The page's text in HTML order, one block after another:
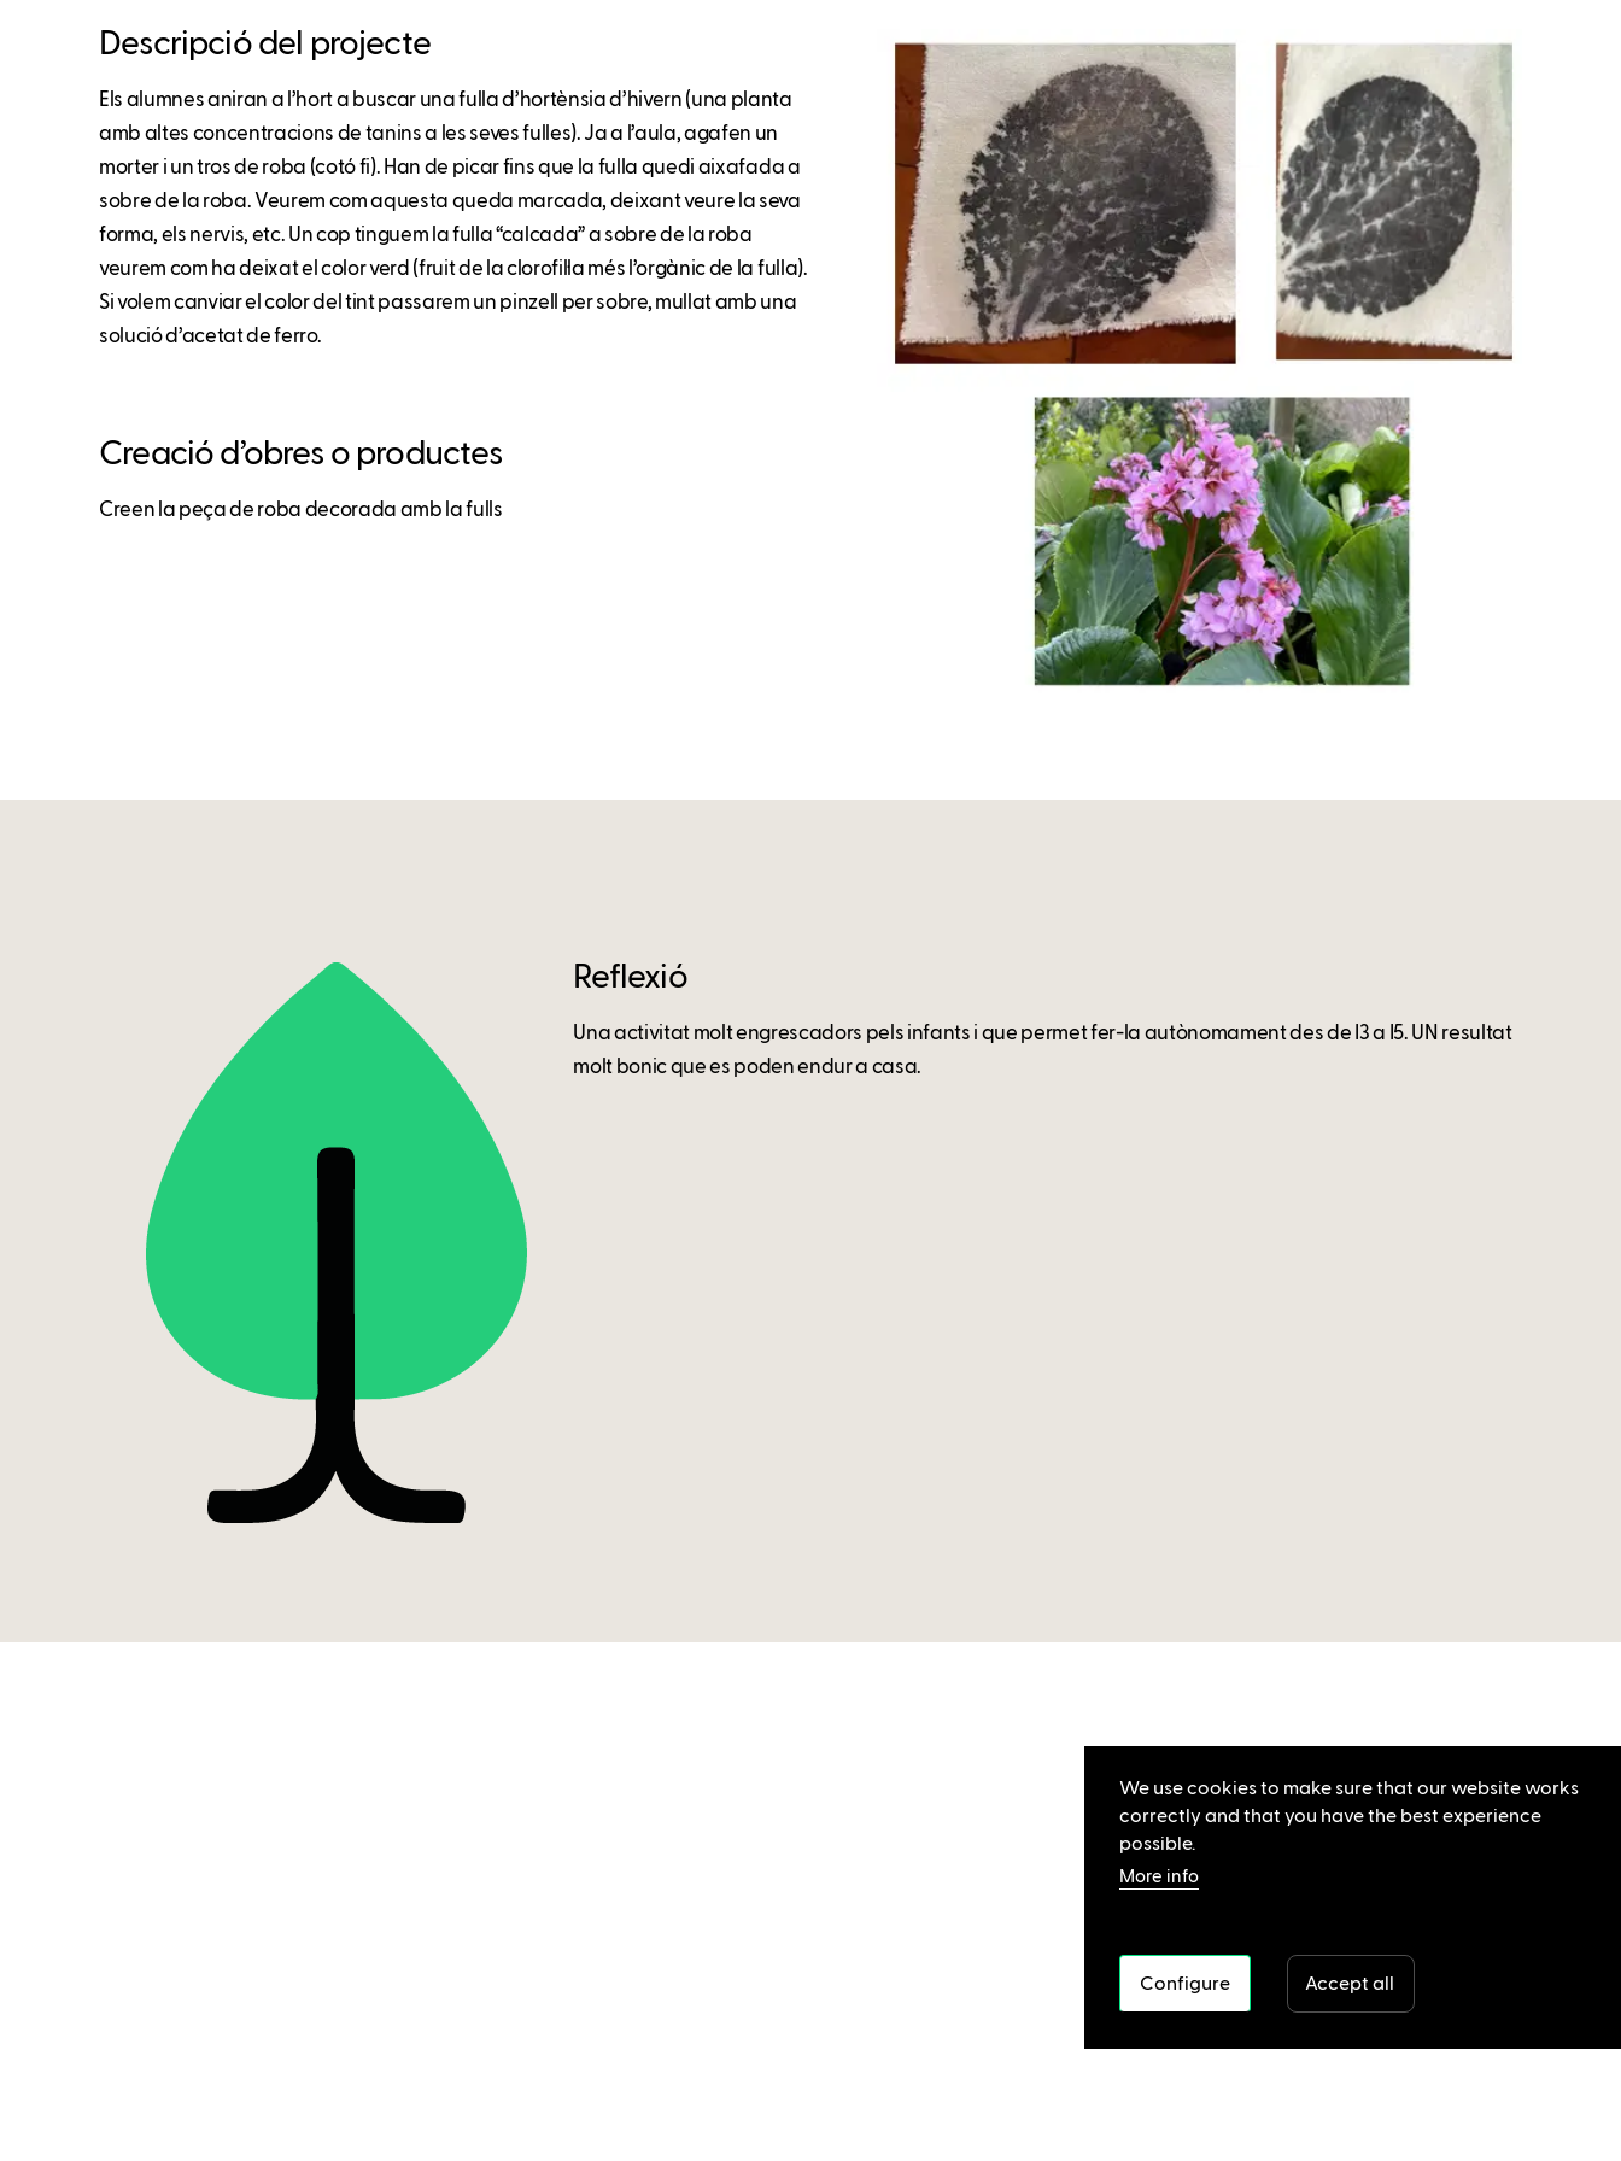
Descripció del projecte
Els alumnes aniran a l’hort a buscar una fulla d’hortènsia d’hivern (una planta
amb altes concentracions de tanins a les seves fulles). Ja a l’aula, agafen un
morter i un tros de roba (cotó fi). Han de picar fins que la fulla quedi aixafada a
sobre de la roba. Veurem com aquesta queda marcada, deixant veure la seva
forma, els nervis, etc. Un cop tinguem la fulla “calcada” a sobre de la roba
veurem com ha deixat el color verd (fruit de la clorofil·la més l’orgànic de la fulla).
Si volem canviar el color del tint passarem un pinzell per sobre, mullat amb una
solució d’acetat de ferro.
Creació d’obres o productes
Creen la peça de roba decorada amb la fulls
Reflexió
Una activitat molt engrescadors pels infants i que permet fer-la autònomament des de I3 a I5. UN resultat
molt bonic que es poden endur a casa.
We use cookies to make sure that our website works
correctly and that you have the best experience
possible.
More info
Configure Accept all